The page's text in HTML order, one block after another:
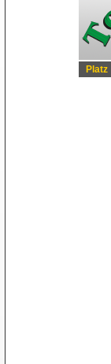
Platz